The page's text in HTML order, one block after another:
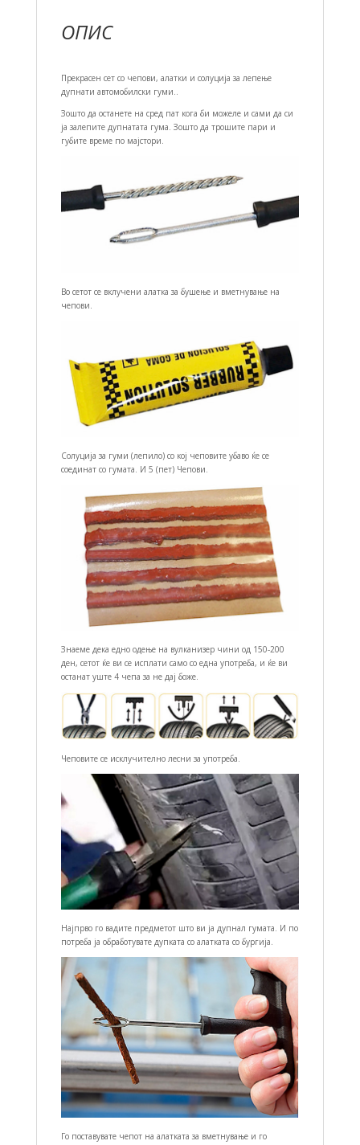
ОПИС
Прекрасен сет со чепови, алатки и солуција за лепење
дупнати автомобилски гуми..
Зошто да останете на сред пат кога би можеле и сами да си
ја залепите дупнатата гума. Зошто да трошите пари и
губите време по мајстори.
Во сетот се вклучени алатка за бушење и вметнување на
чепови.
Солуција за гуми (лепило) со кој чеповите убаво ќе се
соединат со гумата. И 5 (пет) Чепови.
Знаеме дека едно одење на вулканизер чини од 150-200
ден, сетот ќе ви се исплати само со една употреба, и ќе ви
останат уште 4 чепа за не дај боже.
Чеповите се исклучително лесни за употреба.
Најпрво го вадите предметот што ви ја дупнал гумата. И по
потреба ја обработувате дупката со алатката со бургија.
Го поставувате чепот на алатката за вметнување и го